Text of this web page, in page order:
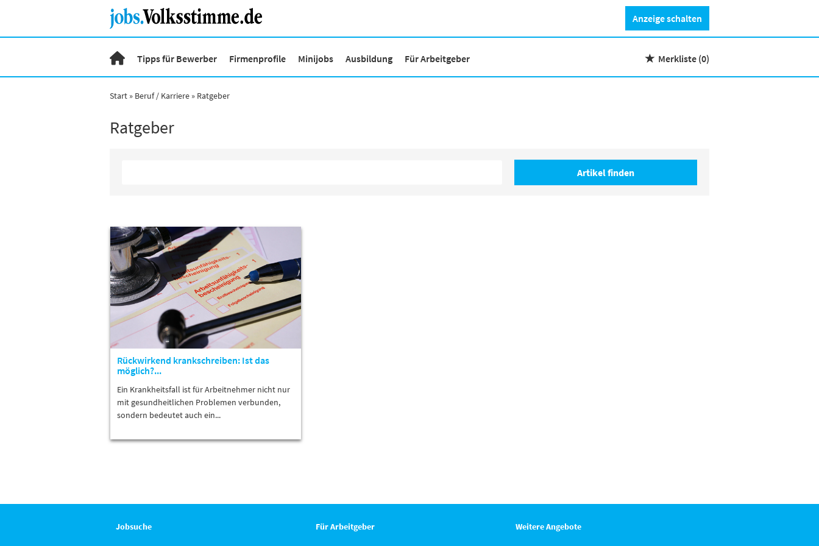
Anzeige schalten
Tipps für Bewerber Firmenprofile Minijobs Ausbildung Für Arbeitgeber Merkliste (0)
Start Beruf / Karriere Ratgeber
Ratgeber
Artikel finden
Rückwirkend krankschreiben: Ist das
möglich?...
Ein Krankheitsfall ist für Arbeitnehmer nicht nur
mit gesundheitlichen Problemen verbunden,
sondern bedeutet auch ein...
Jobsuche Für Arbeitgeber Weitere Angebote